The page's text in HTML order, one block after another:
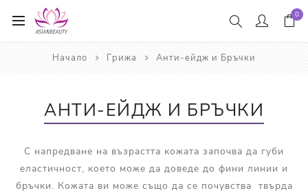
0
Начало Грижа Анти-ейдж и Бръчки
АНТИ-ЕЙДЖ И БРЪЧКИ
С напредване на възрастта кожата започва да губи
еластичност, което може да доведе до фини линии и
бръчки. Кожата ви може също да се почувства твърда